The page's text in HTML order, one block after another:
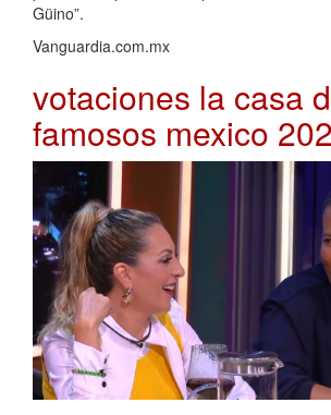
Güino”.
Vanguardia.com.mx
votaciones la casa
famosos mexico